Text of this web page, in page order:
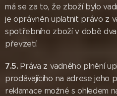
má se za to, že zboží bylo
je oprávněn uplatnit právo z
spotřebního zboží v době
převzetí.
7.5.Práva z vadného plnění
prodávajícího na adrese jeho
reklamace možné s ohledem